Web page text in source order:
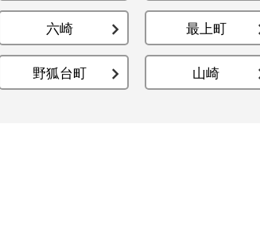
六崎 最上町
野狐台町 山崎